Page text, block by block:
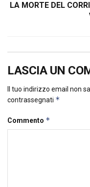
LA MORTE DEL
LASCIA UN
Il tuo indirizzo email non
contrassegnati *
Commento *